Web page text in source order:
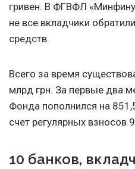
гривен. В ФГВФЛ
не все вкладчики
средств.
Всего за время
млрд грн. За первые два
Фонда пополнился на
счет регулярных взносов
10 банков,